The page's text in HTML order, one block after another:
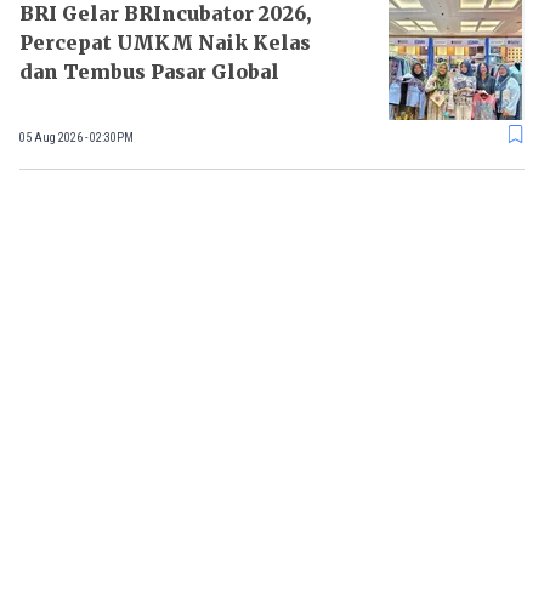
BRI Gelar BRIncubator 2026,
Percepat UMKM Naik Kelas
dan Tembus Pasar Global
05 Aug 2026 - 02:30PM